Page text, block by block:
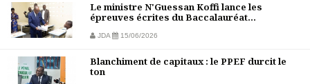
Le ministre N'Guessan Koffi lance les
épreuves écrites du Baccalauréat...
JDA 15/06/2026
Blanchiment de capitaux : le PPEF durcit le
ton